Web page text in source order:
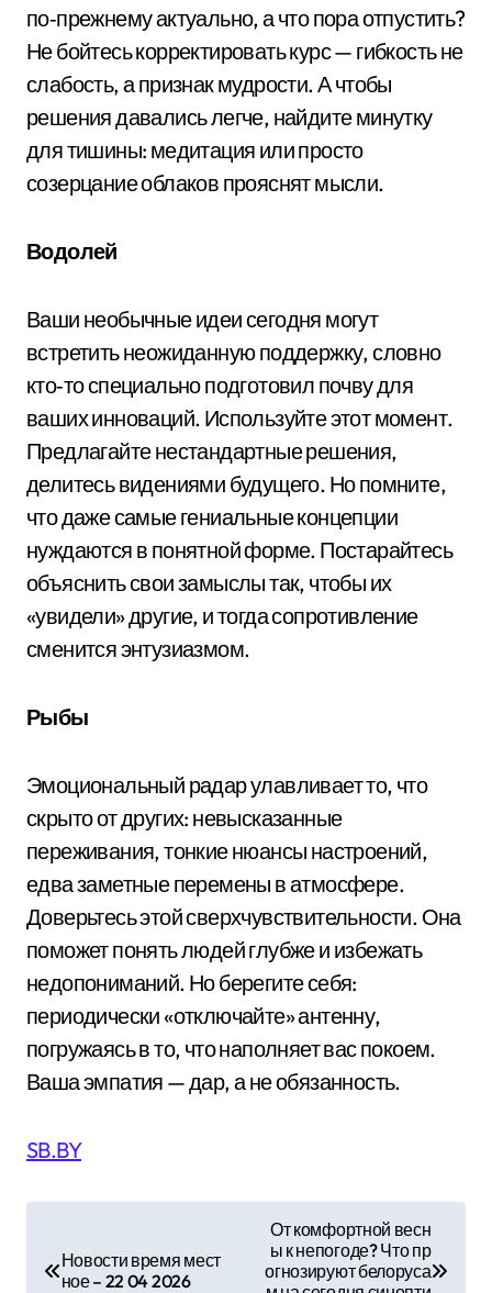
по‑прежнему актуально, а что пора отпустить?
Не бойтесь корректировать курс — гибкость не
слабость, а признак мудрости. А чтобы
решения давались легче, найдите минутку
для тишины: медитация или просто
созерцание облаков прояснят мысли.
Водолей
Ваши необычные идеи сегодня могут
встретить неожиданную поддержку, словно
кто‑то специально подготовил почву для
ваших инноваций. Используйте этот момент.
Предлагайте нестандартные решения,
делитесь видениями будущего. Но помните,
что даже самые гениальные концепции
нуждаются в понятной форме. Постарайтесь
объяснить свои замыслы так, чтобы их
«увидели» другие, и тогда сопротивление
сменится энтузиазмом.
Рыбы
Эмоциональный радар улавливает то, что
скрыто от других: невысказанные
переживания, тонкие нюансы настроений,
едва заметные перемены в атмосфере.
Доверьтесь этой сверхчувствительности. Она
поможет понять людей глубже и избежать
недопониманий. Но берегите себя:
периодически «отключайте» антенну,
погружаясь в то, что наполняет вас покоем.
Ваша эмпатия — дар, а не обязанность.
SB.BY
Новости время мест
ное – 22 04 2026
От комфортной весн
ы к непогоде? Что пр
огнозируют белоруса